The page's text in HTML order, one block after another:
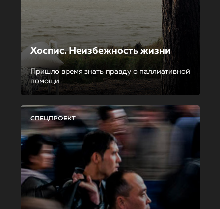
Хоспис. Неизбежность жизни
Пришло время знать правду о паллиативной
помощи
СПЕЦПРОЕКТ